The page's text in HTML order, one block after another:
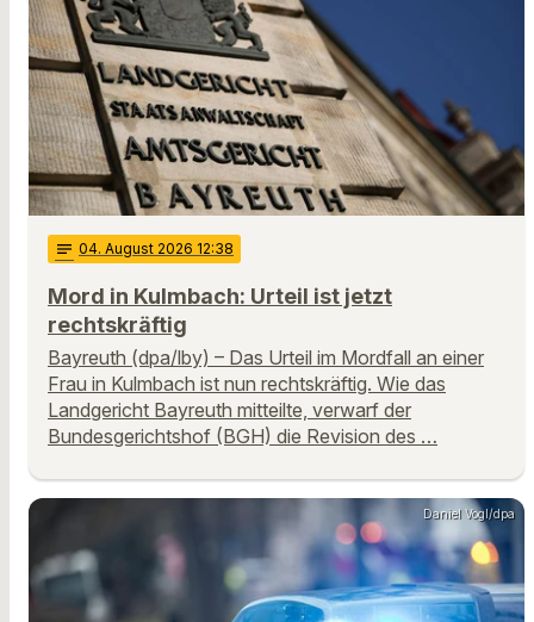
notes 04. August 2026 12:38
Mord in Kulmbach: Urteil ist jetzt
rechtskräftig
Bayreuth (dpa/lby) – Das Urteil im Mordfall an einer
Frau in Kulmbach ist nun rechtskräftig. Wie das
Landgericht Bayreuth mitteilte, verwarf der
Bundesgerichtshof (BGH) die Revision des …
Daniel Vogl/dpa